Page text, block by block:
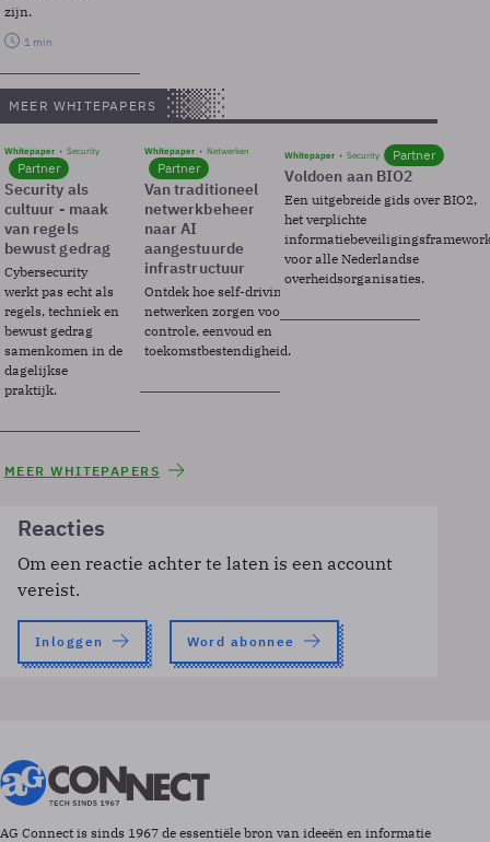
zijn.
1 min
MEER WHITEPAPERS
Whitepaper Security
Partner
Security als
cultuur - maak
van regels
bewust gedrag
Cybersecurity
werkt pas echt als
regels, techniek en
bewust gedrag
samenkomen in de
dagelijkse
praktijk.
Whitepaper Netwerken
Partner
Van traditioneel
netwerkbeheer
naar AI
aangestuurde
infrastructuur
Ontdek hoe self-driving
netwerken zorgen voor
controle, eenvoud en
toekomstbestendigheid.
Whitepaper Security Partner
Voldoen aan BIO2
Een uitgebreide gids over BIO2,
het verplichte
voor alle Nederlandse
overheidsorganisaties.
MEER WHITEPAPERS
Reacties
Om een reactie achter te laten is een account
vereist.
Inloggen Word abonnee
AG Connect is sinds 1967 de essentiële bron van ideeën en informatie